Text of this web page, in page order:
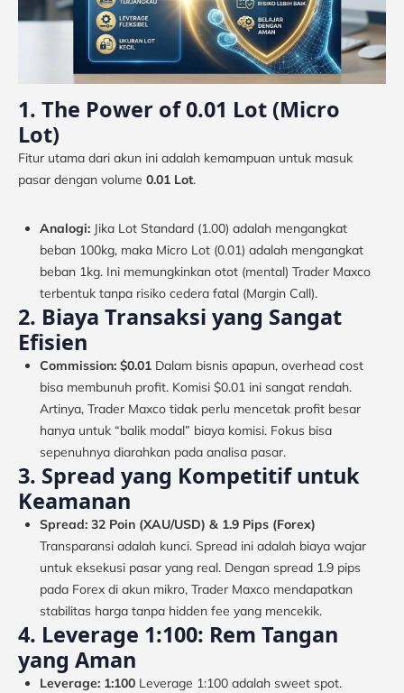
1. The Power of 0.01 Lot (Micro
Lot)
Fitur utama dari akun ini adalah kemampuan untuk masuk
pasar dengan volume 0.01 Lot.
Analogi: Jika Lot Standard (1.00) adalah mengangkat
beban 100kg, maka Micro Lot (0.01) adalah mengangkat
beban 1kg. Ini memungkinkan otot (mental) Trader Maxco
terbentuk tanpa risiko cedera fatal (Margin Call).
2. Biaya Transaksi yang Sangat
Efisien
Commission: $0.01 Dalam bisnis apapun, overhead cost
bisa membunuh profit. Komisi $0.01 ini sangat rendah.
Artinya, Trader Maxco tidak perlu mencetak profit besar
hanya untuk “balik modal” biaya komisi. Fokus bisa
sepenuhnya diarahkan pada analisa pasar.
3. Spread yang Kompetitif untuk
Keamanan
Spread: 32 Poin (XAU/USD) & 1.9 Pips (Forex)
Transparansi adalah kunci. Spread ini adalah biaya wajar
untuk eksekusi pasar yang real. Dengan spread 1.9 pips
pada Forex di akun mikro, Trader Maxco mendapatkan
stabilitas harga tanpa hidden fee yang mencekik.
4. Leverage 1:100: Rem Tangan
yang Aman
Leverage: 1:100 Leverage 1:100 adalah sweet spot.